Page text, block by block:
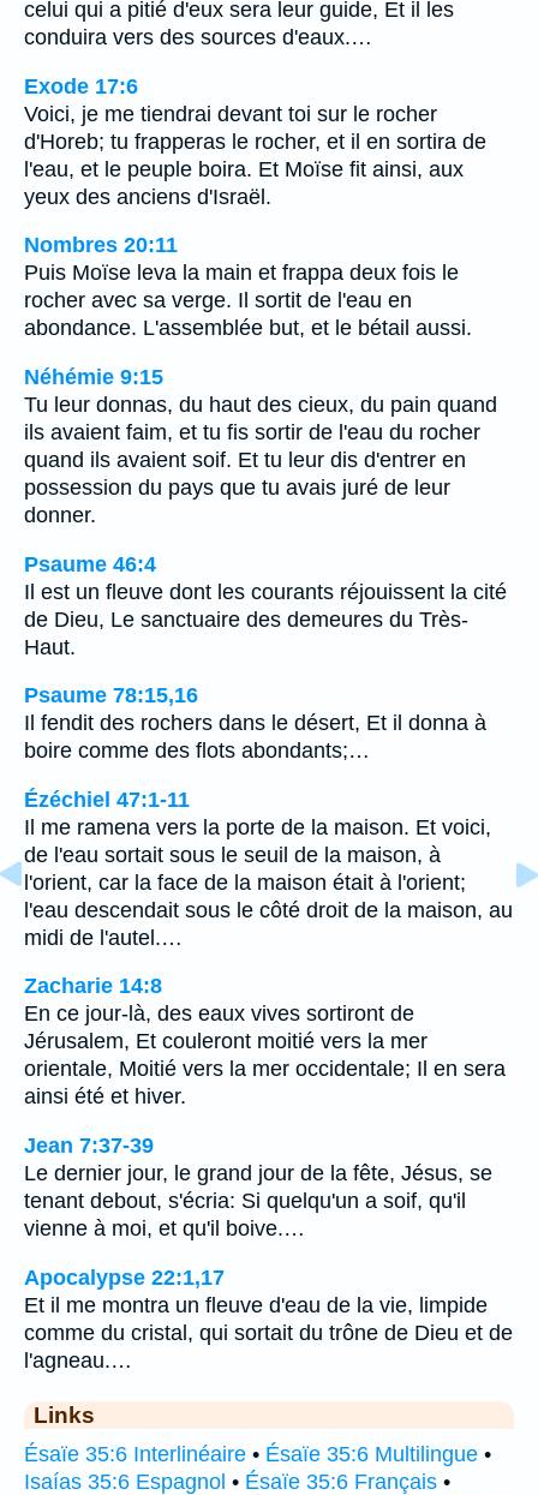
celui qui a pitié d'eux sera leur guide, Et il les
conduira vers des sources d'eaux.…
Exode 17:6
Voici, je me tiendrai devant toi sur le rocher
d'Horeb; tu frapperas le rocher, et il en sortira de
l'eau, et le peuple boira. Et Moïse fit ainsi, aux
yeux des anciens d'Israël.
Nombres 20:11
Puis Moïse leva la main et frappa deux fois le
rocher avec sa verge. Il sortit de l'eau en
abondance. L'assemblée but, et le bétail aussi.
Néhémie 9:15
Tu leur donnas, du haut des cieux, du pain quand
ils avaient faim, et tu fis sortir de l'eau du rocher
quand ils avaient soif. Et tu leur dis d'entrer en
possession du pays que tu avais juré de leur
donner.
Psaume 46:4
Il est un fleuve dont les courants réjouissent la cité
de Dieu, Le sanctuaire des demeures du Très-
Haut.
Psaume 78:15,16
Il fendit des rochers dans le désert, Et il donna à
boire comme des flots abondants;…
Ézéchiel 47:1-11
Il me ramena vers la porte de la maison. Et voici,
de l'eau sortait sous le seuil de la maison, à
l'orient, car la face de la maison était à l'orient;
l'eau descendait sous le côté droit de la maison, au
midi de l'autel.…
Zacharie 14:8
En ce jour-là, des eaux vives sortiront de
Jérusalem, Et couleront moitié vers la mer
orientale, Moitié vers la mer occidentale; Il en sera
ainsi été et hiver.
Jean 7:37-39
Le dernier jour, le grand jour de la fête, Jésus, se
tenant debout, s'écria: Si quelqu'un a soif, qu'il
vienne à moi, et qu'il boive.…
Apocalypse 22:1,17
Et il me montra un fleuve d'eau de la vie, limpide
comme du cristal, qui sortait du trône de Dieu et de
l'agneau.…
Links
Ésaïe 35:6 Interlinéaire • Ésaïe 35:6 Multilingue •
Isaías 35:6 Espagnol • Ésaïe 35:6 Français •